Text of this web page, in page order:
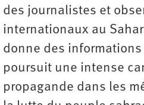
des journalistes et
internationaux au
donne des
poursuit une intense
propagande dans les